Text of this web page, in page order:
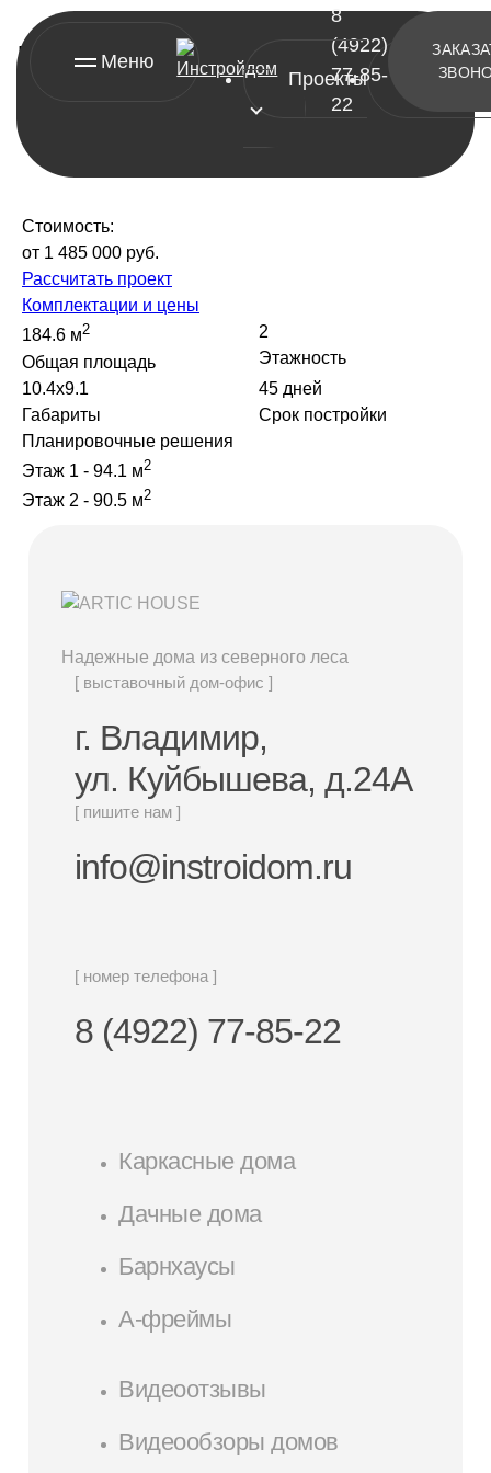
Меню
Проекты
8
(4922)
77-85-
22
[ проекты ]
Барнхаусы
Двухэтажные дома
Одноэтажные дома
Дачные дома
Видеообзоры домов
Отзывы о компании
Контакты
[ выставочный дом-офис ]
г. Владимир,
ул. Куйбышева, д.24А
Проект дома из профбруса
Ямал 1
Стоимость:
от 1 485 000 руб.
Рассчитать проект
Комплектации и цены
184.6 м2
Общая площадь
2
Этажность
10.4х9.1
Габариты
45 дней
Срок постройки
Планировочные решения
Этаж 1 - 94.1 м2
Этаж 2 - 90.5 м2
Надежные дома из северного леса
[ выставочный дом-офис ]
г. Владимир,
ул. Куйбышева, д.24А
[ пишите нам ]
info@instroidom.ru
[ номер телефона ]
8 (4922) 77-85-22
Каркасные дома
Дачные дома
Барнхаусы
А-фреймы
Видеоотзывы
Видеообзоры домов